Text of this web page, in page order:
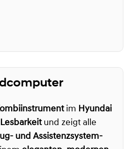
im Hyundai
und zeigt alle
und Assistenzsystem-